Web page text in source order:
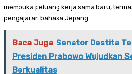
membuka peluang kerja sama baru,
pengajaran bahasa Jepang.
Baca Juga Senator Destita
Presiden Prabowo Wujudkan
Berkualitas